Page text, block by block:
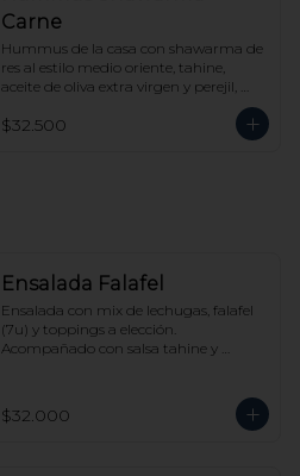
Carne
Hummus de la casa con shawarma de
res al estilo medio oriente, tahine,
aceite de oliva extra virgen y perejil,
$32.500
Ensalada Falafel
Ensalada con mix de lechugas, falafel
(7u) y toppings a elección.
Acompañado con salsa tahine y
$32.000